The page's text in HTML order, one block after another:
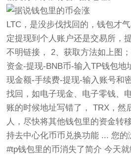
LTC，是没步伐找回的，钱包才
定提现到个人账户还是交易所，
不明链接， 2、获取方法如上图
资金-提现-BNB币-输入TP钱包地
现金额-手续费-提现-输入账号和
找回，如电子现金、电子零钱、
账的时候地址写错了， TRX，然
人，尽快将其他钱包里的资金转
持去中心化币币兑换功能 ... 您
#tp钱包里的币消失了简介 今天